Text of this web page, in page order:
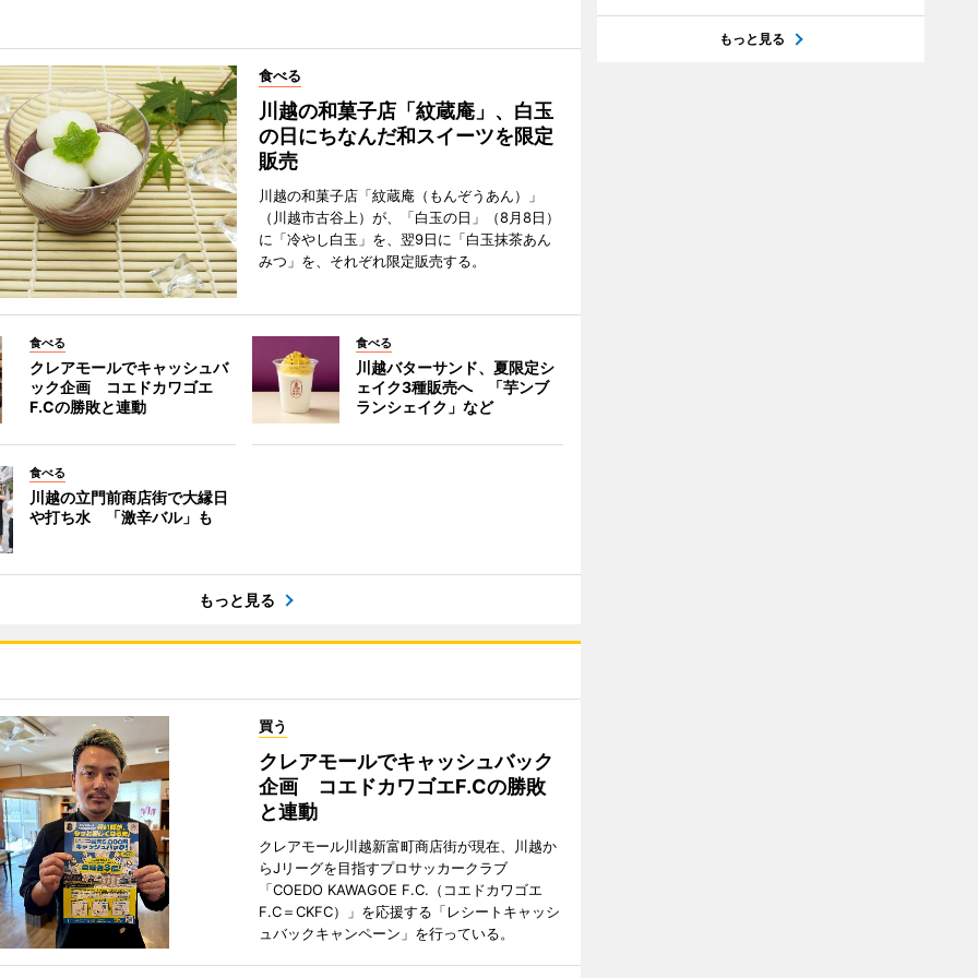
食べる
川越の和菓子店「紋蔵庵」、白玉
の日にちなんだ和スイーツを限定
販売
川越の和菓子店「紋蔵庵（もんぞうあん）」
（川越市古谷上）が、「白玉の日」（8月8日）
に「冷やし白玉」を、翌9日に「白玉抹茶あん
みつ」を、それぞれ限定販売する。
食べる
クレアモールでキャッシュバ
ック企画 コエドカワゴエ
F.Cの勝敗と連動
食べる
川越バターサンド、夏限定シ
ェイク3種販売へ 「芋ンブ
ランシェイク」など
食べる
川越の立門前商店街で大縁日
や打ち水 「激辛バル」も
もっと見る
買う
クレアモールでキャッシュバック
企画 コエドカワゴエF.Cの勝敗
と連動
クレアモール川越新富町商店街が現在、川越か
らJリーグを目指すプロサッカークラブ
「COEDO KAWAGOE F.C.（コエドカワゴエ
F.C＝CKFC）」を応援する「レシートキャッシ
ュバックキャンペーン」を行っている。
もっと見る